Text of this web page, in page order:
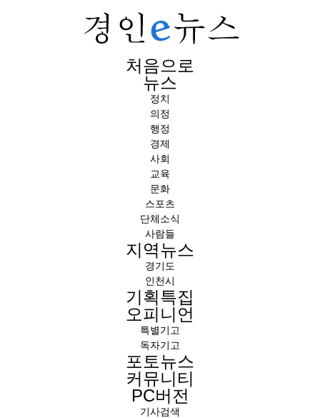
처음으로
뉴스
정치
의정
행정
경제
사회
교육
문화
스포츠
단체소식
사람들
지역뉴스
경기도
인천시
기획특집
오피니언
특별기고
독자기고
포토뉴스
커뮤니티
PC버전
기사검색